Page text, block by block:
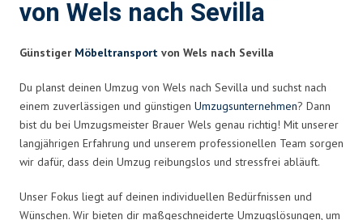
von Wels nach Sevilla
Günstiger Möbeltransport von Wels nach Sevilla
Du planst deinen Umzug von Wels nach Sevilla und suchst nach
einem zuverlässigen und günstigen Umzugsunternehmen? Dann
bist du bei Umzugsmeister Brauer Wels genau richtig! Mit unserer
langjährigen Erfahrung und unserem professionellen Team sorgen
wir dafür, dass dein Umzug reibungslos und stressfrei abläuft.
Unser Fokus liegt auf deinen individuellen Bedürfnissen und
Wünschen. Wir bieten dir maßgeschneiderte Umzugslösungen, um